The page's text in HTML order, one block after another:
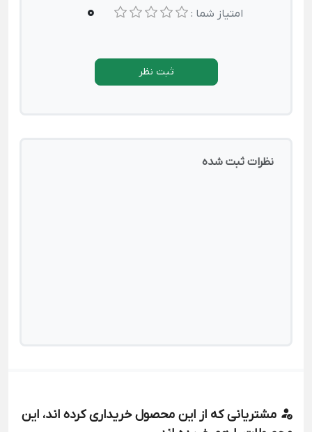
امتیاز شما : 0
ثبت نظر
نظرات ثبت شده
مشتریانی که از این محصول خریداری کرده اند، این